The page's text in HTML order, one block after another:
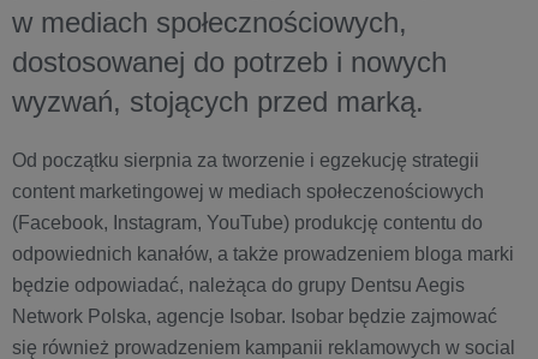
w mediach społecznościowych,
dostosowanej do potrzeb i nowych
wyzwań, stojących przed marką.
Od początku sierpnia za tworzenie i egzekucję strategii
content marketingowej w mediach społeczenościowych
(Facebook, Instagram, YouTube) produkcję contentu do
odpowiednich kanałów, a także prowadzeniem bloga marki
będzie odpowiadać, należąca do grupy Dentsu Aegis
Network Polska, agencje Isobar. Isobar będzie zajmować
się również prowadzeniem kampanii reklamowych w social